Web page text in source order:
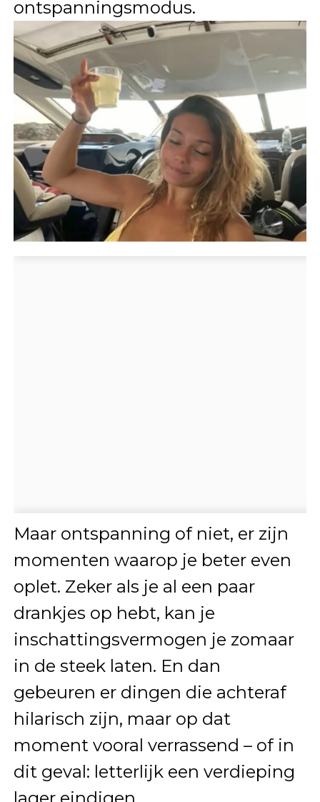
ontspanningsmodus.
Maar ontspanning of niet, er zijn
momenten waarop je beter even
oplet. Zeker als je al een paar
drankjes op hebt, kan je
inschattingsvermogen je zomaar
in de steek laten. En dan
gebeuren er dingen die achteraf
hilarisch zijn, maar op dat
moment vooral verrassend – of in
dit geval: letterlijk een verdieping